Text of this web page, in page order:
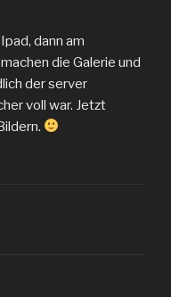
dann am
die Galerie und
der server
voll war. Jetzt